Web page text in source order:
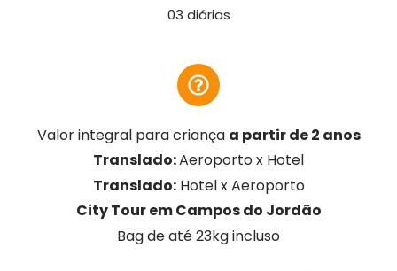
03 diárias
Valor integral para criança a partir de 2 anos
Translado:Aeroporto x Hotel
Translado:Hotel x Aeroporto
City Tour em Campos do Jordão
Bag de até 23kg incluso